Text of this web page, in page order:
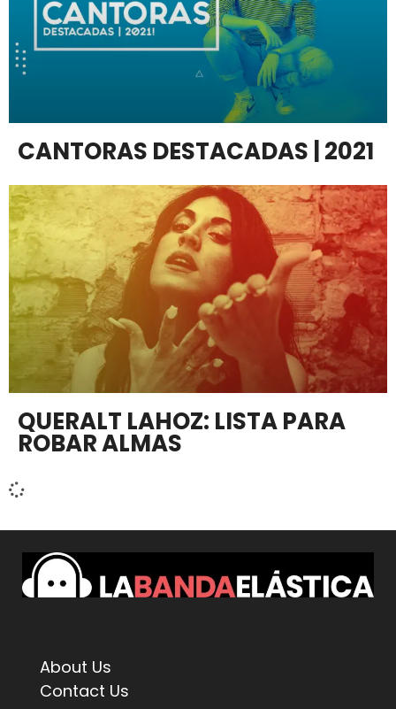
CANTORAS DESTACADAS | 2021
QUERALT LAHOZ: LISTA PARA
ROBAR ALMAS
About Us
Contact Us